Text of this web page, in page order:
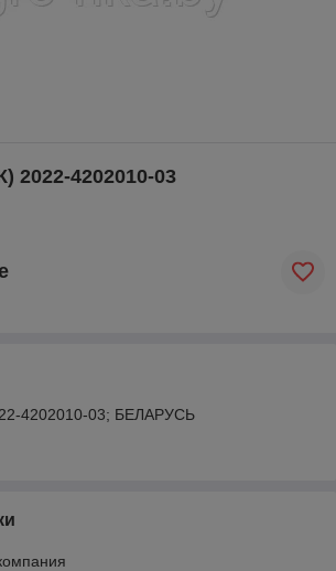
4202010-03
4202010-03; БЕЛАРУСЬ